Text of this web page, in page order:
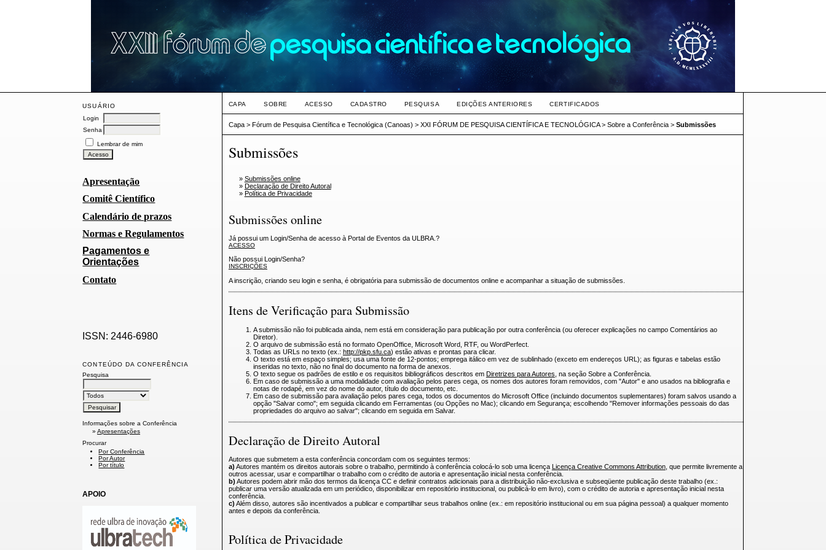
USUÁRIO
Login
Senha
Lembrar de mim
Apresentação
Comitê Científico
Calendário de prazos
Normas e Regulamentos
Pagamentos e
Orientações
Contato
ISSN: 2446-6980
CONTEÚDO DA CONFERÊNCIA
Pesquisa
Informações sobre a Conferência
» Apresentações
Procurar
Por Conferência
Por Autor
Por título
APOIO
CAPA SOBRE ACESSO CADASTRO PESQUISA EDIÇÕES ANTERIORES CERTIFICADOS
Capa> Fórum de Pesquisa Científica e Tecnológica (Canoas) > XXI FÓRUM DE PESQUISA CIENTÍFICA E TECNOLÓGICA> Sobre a Conferência> Submissões
Submissões
» Submissões online
» Declaração de Direito Autoral
» Política de Privacidade
Submissões online
Já possui um Login/Senha de acesso à Portal de Eventos da ULBRA.?
ACESSO
Não possui Login/Senha?
INSCRIÇÕES
A inscrição, criando seu login e senha, é obrigatória para submissão de documentos online e acompanhar a situação de submissões.
Itens de Verificação para Submissão
A submissão não foi publicada ainda, nem está em consideração para publicação por outra conferência (ou oferecer explicações no campo Comentários ao
Diretor).
O arquivo de submissão está no formato OpenOffice, Microsoft Word, RTF, ou WordPerfect.
Todas as URLs no texto (ex.: http://pkp.sfu.ca) estão ativas e prontas para clicar.
O texto está em espaço simples; usa uma fonte de 12-pontos; emprega itálico em vez de sublinhado (exceto em endereços URL); as figuras e tabelas estão
inseridas no texto, não no final do documento na forma de anexos.
O texto segue os padrões de estilo e os requisitos bibliográficos descritos em Diretrizes para Autores , na seção Sobre a Conferência.
Em caso de submissão a uma modalidade com avaliação pelos pares cega, os nomes dos autores foram removidos, com "Autor" e ano usados na bibliografia e
notas de rodapé, em vez do nome do autor, título do documento, etc.
Em caso de submissão para avaliação pelos pares cega, todos os documentos do Microsoft Office (incluindo documentos suplementares) foram salvos usando a
opção "Salvar como"; em seguida clicando em Ferramentas (ou Opções no Mac); clicando em Segurança; escolhendo "Remover informações pessoais do das
propriedades do arquivo ao salvar"; clicando em seguida em Salvar.
Declaração de Direito Autoral
Autores que submetem a esta conferência concordam com os seguintes termos:
a) Autores mantém os direitos autorais sobre o trabalho, permitindo à conferência colocá-lo sob uma licença Licença Creative Commons Attribution, que permite livremente a
outros acessar, usar e compartilhar o trabalho com o crédito de autoria e apresentação inicial nesta conferência.
b) Autores podem abrir mão dos termos da licença CC e definir contratos adicionais para a distribuição não-exclusiva e subseqüente publicação deste trabalho (ex.:
publicar uma versão atualizada em um periódico, disponibilizar em repositório institucional, ou publicá-lo em livro), com o crédito de autoria e apresentação inicial nesta
conferência.
c) Além disso, autores são incentivados a publicar e compartilhar seus trabalhos online (ex.: em repositório institucional ou em sua página pessoal) a qualquer momento
antes e depois da conferência.
Política de Privacidade